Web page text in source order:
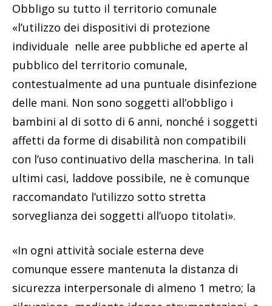
Obbligo su tutto il territorio comunale
«l’utilizzo dei dispositivi di protezione
individuale nelle aree pubbliche ed aperte al
pubblico del territorio comunale,
contestualmente ad una puntuale disinfezione
delle mani. Non sono soggetti all’obbligo i
bambini al di sotto di 6 anni, nonché i soggetti
affetti da forme di disabilità non compatibili
con l’uso continuativo della mascherina. In tali
ultimi casi, laddove possibile, ne è comunque
raccomandato l’utilizzo sotto stretta
sorveglianza dei soggetti all’uopo titolati».
«In ogni attività sociale esterna deve
comunque essere mantenuta la distanza di
sicurezza interpersonale di almeno 1 metro; la